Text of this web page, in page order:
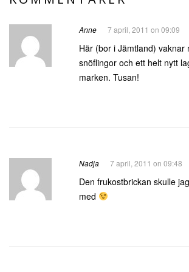
Anne 7 april, 2011 on 09:09
Här (bor i Jämtland) vaknar
snöflingor och ett helt nytt
marken. Tusan!
Nadja 7 april, 2011 on 09:48
Den frukostbrickan skulle
med